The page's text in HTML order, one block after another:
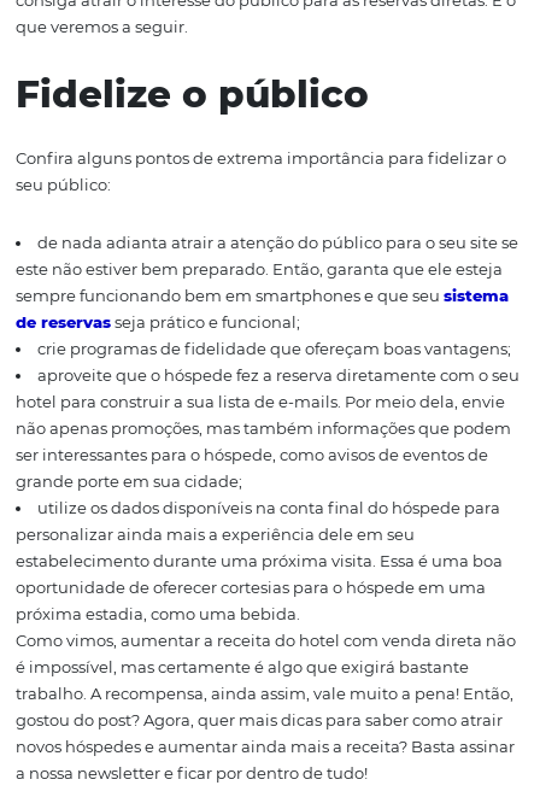
em busca de uma boa experiência de estadia, e é aqui
intermediador. Hotéis do mundo inteiro estão
vantagens exclusivas para quem faz uma reserva pelo
refeições gratuitas;
web check-in.
Obviamente, oferecer essas vantagens, por si só, não faz
nenhuma mágica. Alguns pontos extremamente
ainda devem ser levados em consideração para que
consiga atrair o interesse do público para as reservas
que veremos a seguir.
Fidelize o público
Confira alguns pontos de extrema importância para
seu público:
de nada adianta atrair a atenção do público para o
este não estiver bem preparado. Então, garanta que ele
sempre funcionando bem em smartphones e que seu